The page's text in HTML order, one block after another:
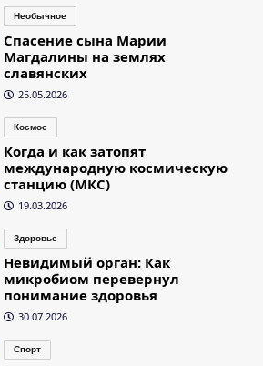
Необычное
Спасение сына Марии
Магдалины на землях
славянских
25.05.2026
Космос
Когда и как затопят
международную космическую
станцию (МКС)
19.03.2026
Здоровье
Невидимый орган: Как
микробиом перевернул
понимание здоровья
30.07.2026
Спорт